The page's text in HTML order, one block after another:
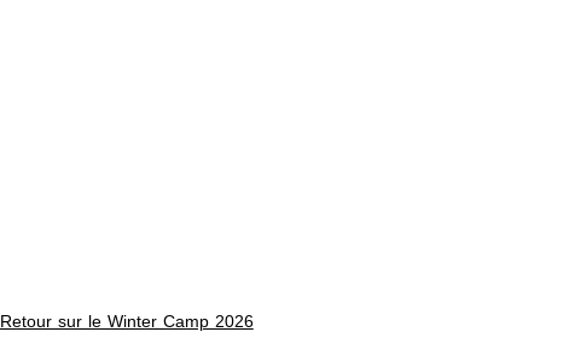
Retour sur le Winter Camp 2026